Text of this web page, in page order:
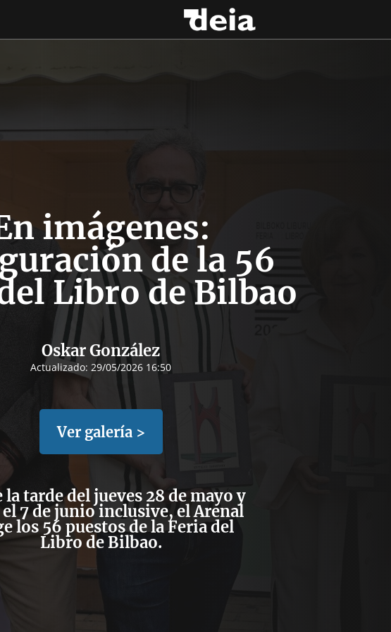
imágenes:
de la 56
Libro de Bilbao
Oskar González
Actualizado: 29/05/2026 16:50
Ver galería >
la tarde del jueves 28 de mayo y
7 de junio inclusive, el Arenal
los 56 puestos de la Feria del
Libro de Bilbao.